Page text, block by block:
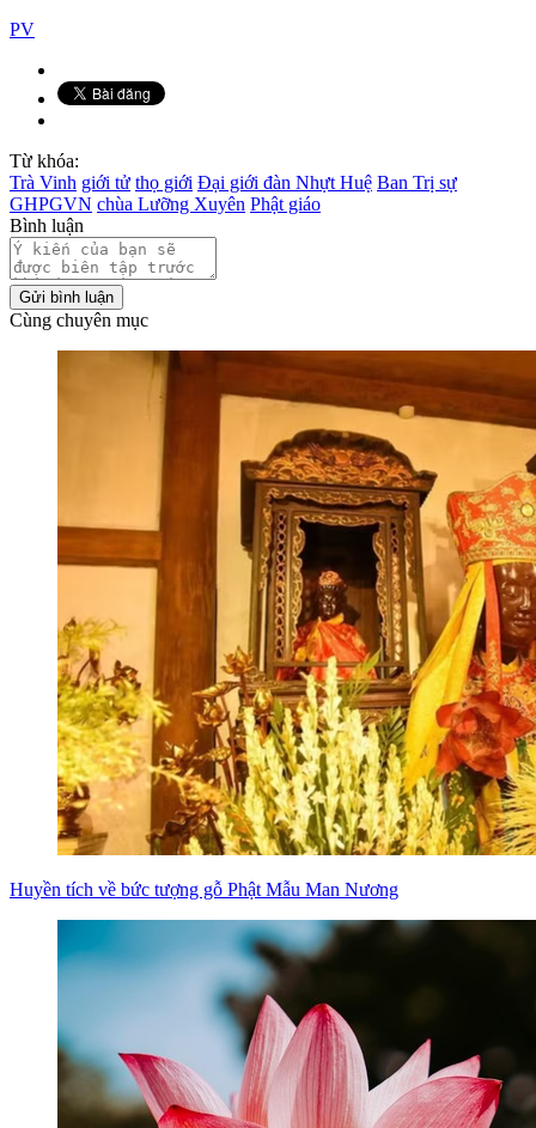
PV
Từ khóa:
Trà Vinh giới tử thọ giới Đại giới đàn Nhựt Huệ Ban Trị sự
GHPGVN chùa Lưỡng Xuyên Phật giáo
Bình luận
Gửi bình luận
Cùng chuyên mục
Huyền tích về bức tượng gỗ Phật Mẫu Man Nương